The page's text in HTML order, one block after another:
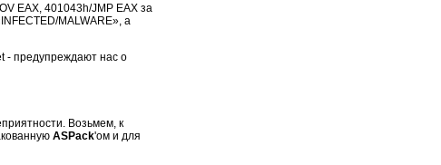
EAX, 401043h/JMP EAX за
MALWARE», а
- предупреждают нас о
Возьмем, к
ASPack'ом и для